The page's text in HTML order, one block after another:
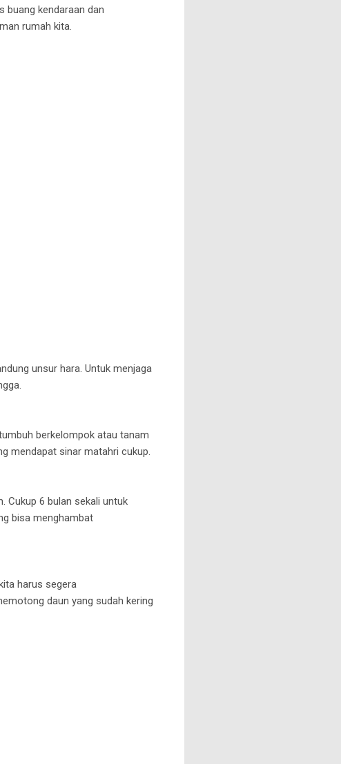
buang kendaraan dan
rumah kita.
unsur hara. Untuk menjaga
berkelompok atau tanam
mendapat sinar matahri cukup.
Cukup 6 bulan sekali untuk
bisa menghambat
harus segera
daun yang sudah kering